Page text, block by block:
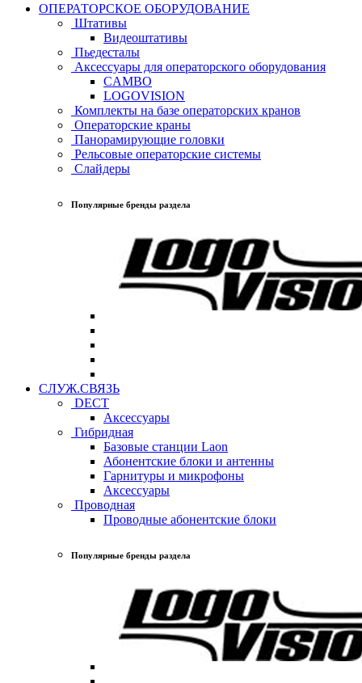
ОПЕРАТОРСКОЕ ОБОРУДОВАНИЕ
Штативы
Видеоштативы
Пьедесталы
Аксессуары для операторского оборудования
CAMBO
LOGOVISION
Комплекты на базе операторских кранов
Операторские краны
Панорамирующие головки
Рельсовые операторские системы
Слайдеры
Популярные бренды раздела
СЛУЖ.СВЯЗЬ
DECT
Аксессуары
Гибридная
Базовые станции Laon
Абонентские блоки и антенны
Гарнитуры и микрофоны
Аксессуары
Проводная
Проводные абонентские блоки
Популярные бренды раздела